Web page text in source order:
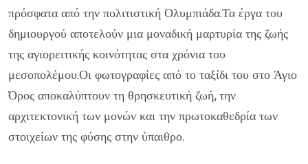
πρόσφατα από την πολιτιστική Ολυμπιάδα.Τα έργα του
δημιουργού αποτελούν μια μοναδική μαρτυρία της ζωής
της αγιορειτικής κοινότητας στα χρόνια του
μεσοπολέμου.Οι φωτογραφίες από το ταξίδι του στο Άγιο
Όρος αποκαλύπτουν τη θρησκευτική ζωή, την
αρχιτεκτονική των μονών και την πρωτοκαθεδρία των
στοιχείων της φύσης στην ύπαιθρο.